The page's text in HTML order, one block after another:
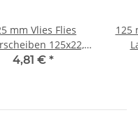
mm Vlies Flies
125x22,2
mm Körnung 120
4,81 € *
125